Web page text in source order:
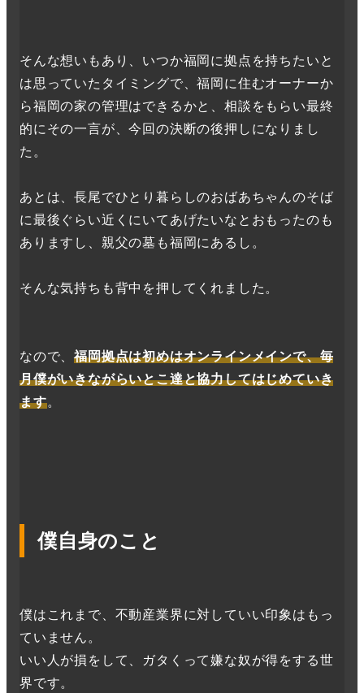
そんな想いもあり、いつか福岡に拠点を持ちたいと
は思っていたタイミングで、福岡に住むオーナーか
ら福岡の家の管理はできるかと、相談をもらい最終
的にその一言が、今回の決断の後押しになりまし
た。
あとは、長尾でひとり暮らしのおばあちゃんのそば
に最後ぐらい近くにいてあげたいなとおもったのも
ありますし、親父の墓も福岡にあるし。
そんな気持ちも背中を押してくれました。
なので、福岡拠点は初めはオンラインメインで、毎
月僕がいきながらいとこ達と協力してはじめていき
ます。
僕自身のこと
僕はこれまで、不動産業界に対していい印象はもっ
ていません。
いい人が損をして、ガタくって嫌な奴が得をする世
界です。